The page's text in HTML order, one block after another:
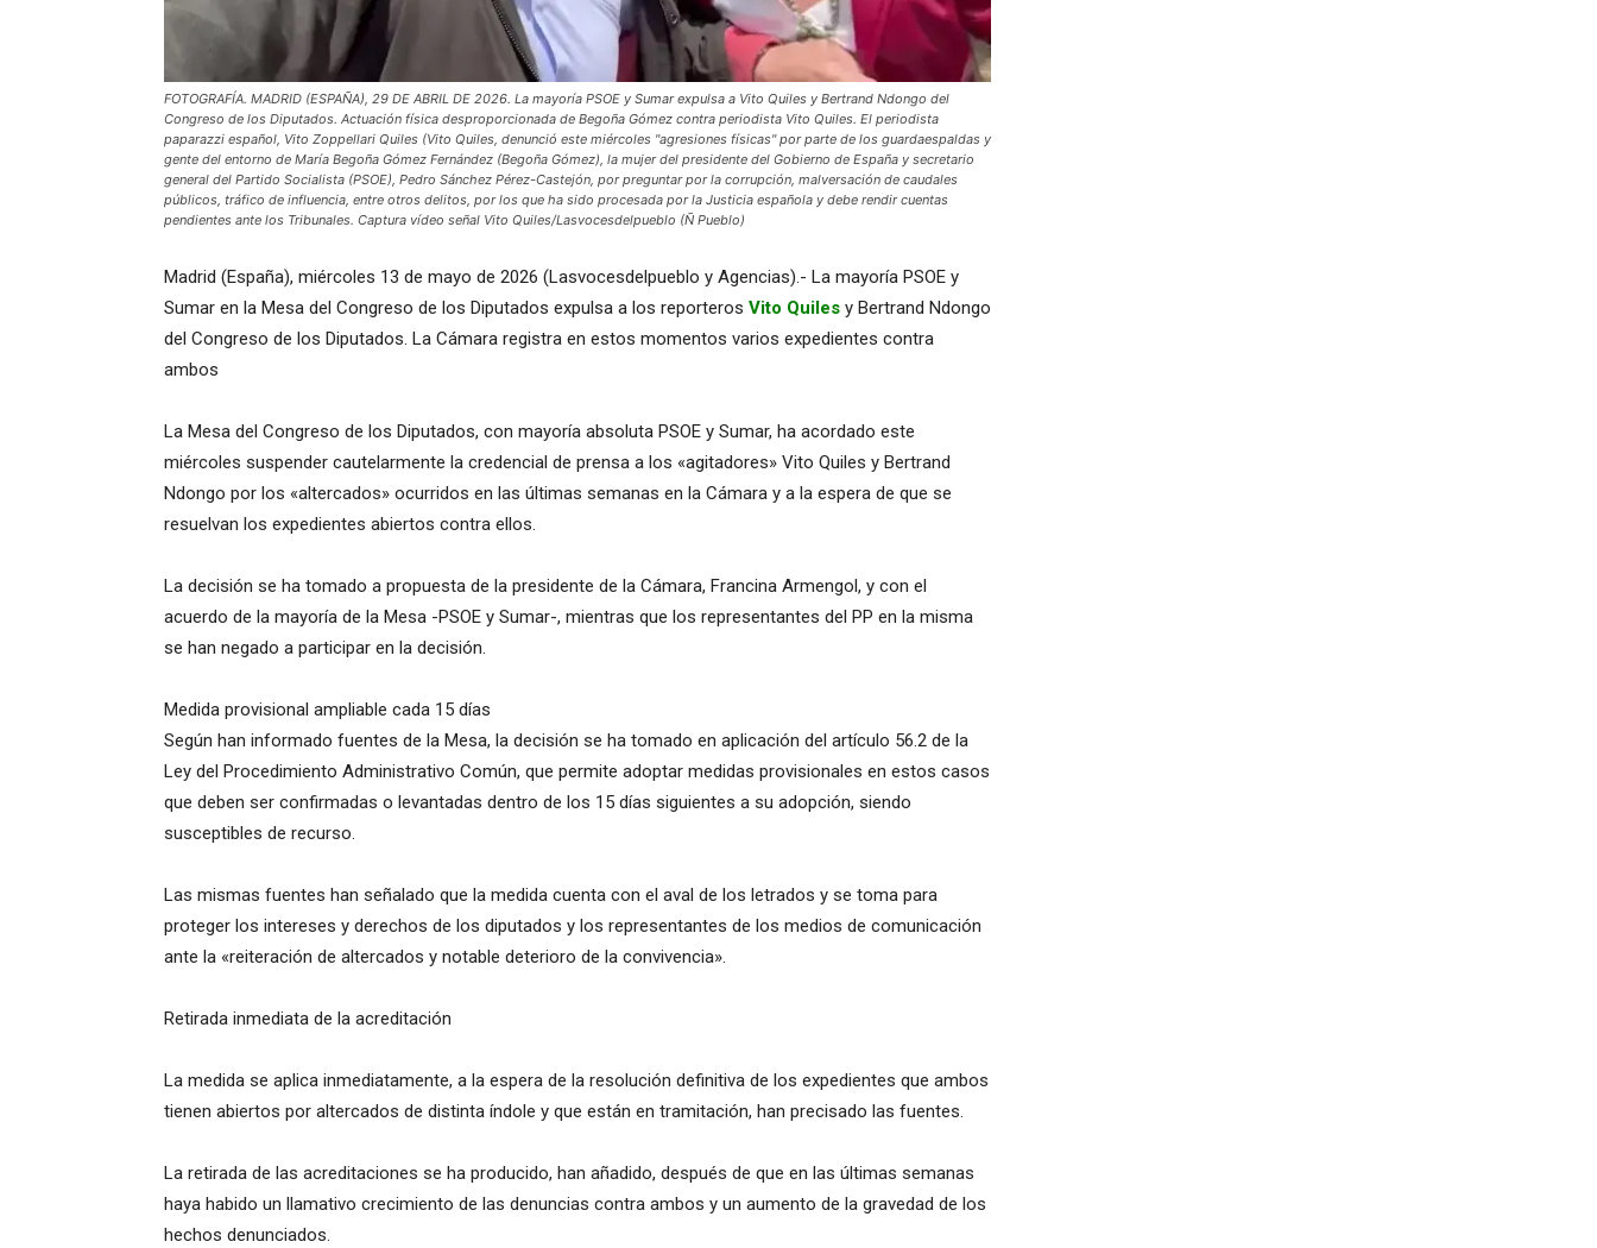
FOTOGRAFÍA. MADRID (ESPAÑA), 29 DE ABRIL DE 2026. La mayoría PSOE y Sumar expulsa a Vito Quiles y Bertrand Ndongo del
Congreso de los Diputados. Actuación física desproporcionada de Begoña Gómez contra periodista Vito Quiles. El periodista
paparazzi español, Vito Zoppellari Quiles (Vito Quiles, denunció este miércoles "agresiones físicas" por parte de los guardaespaldas y
gente del entorno de María Begoña Gómez Fernández (Begoña Gómez), la mujer del presidente del Gobierno de España y secretario
general del Partido Socialista (PSOE), Pedro Sánchez Pérez-Castejón, por preguntar por la corrupción, malversación de caudales
públicos, tráfico de influencia, entre otros delitos, por los que ha sido procesada por la Justicia española y debe rendir cuentas
pendientes ante los Tribunales. Captura vídeo señal Vito Quiles/Lasvocesdelpueblo (Ñ Pueblo)
Madrid (España), miércoles 13 de mayo de 2026 (Lasvocesdelpueblo y Agencias).- La mayoría PSOE y
Sumar en la Mesa del Congreso de los Diputados expulsa a los reporteros Vito Quiles y Bertrand Ndongo
del Congreso de los Diputados. La Cámara registra en estos momentos varios expedientes contra
ambos
La Mesa del Congreso de los Diputados, con mayoría absoluta PSOE y Sumar, ha acordado este
miércoles suspender cautelarmente la credencial de prensa a los «agitadores» Vito Quiles y Bertrand
Ndongo por los «altercados» ocurridos en las últimas semanas en la Cámara y a la espera de que se
resuelvan los expedientes abiertos contra ellos.
La decisión se ha tomado a propuesta de la presidente de la Cámara, Francina Armengol, y con el
acuerdo de la mayoría de la Mesa -PSOE y Sumar-, mientras que los representantes del PP en la misma
se han negado a participar en la decisión.
Medida provisional ampliable cada 15 días
Según han informado fuentes de la Mesa, la decisión se ha tomado en aplicación del artículo 56.2 de la
Ley del Procedimiento Administrativo Común, que permite adoptar medidas provisionales en estos casos
que deben ser confirmadas o levantadas dentro de los 15 días siguientes a su adopción, siendo
susceptibles de recurso.
Las mismas fuentes han señalado que la medida cuenta con el aval de los letrados y se toma para
proteger los intereses y derechos de los diputados y los representantes de los medios de comunicación
ante la «reiteración de altercados y notable deterioro de la convivencia».
Retirada inmediata de la acreditación
La medida se aplica inmediatamente, a la espera de la resolución definitiva de los expedientes que ambos
tienen abiertos por altercados de distinta índole y que están en tramitación, han precisado las fuentes.
La retirada de las acreditaciones se ha producido, han añadido, después de que en las últimas semanas
haya habido un llamativo crecimiento de las denuncias contra ambos y un aumento de la gravedad de los
hechos denunciados.